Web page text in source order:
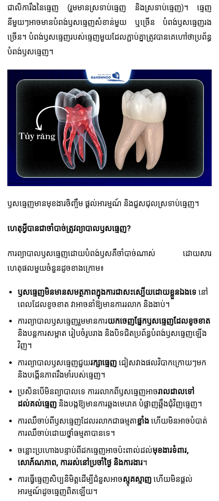
ជាលិការឹងនៃធ្មេញ (រួមមានស្រទាប់ធ្មេញ និងស្រទាប់ធ្មេញ)។ ធ្មេញ
នីមួយៗអាចមានបំពង់ឫសធ្មេញសំខាន់មួយ ឬច្រើន បំពង់ឫសធ្មេញរង
ច្រើន។ បំពង់ឫសធ្មេញរបស់ធ្មេញមួយដែលភ្ជាប់គ្នាត្រូវបានគេហៅថាប្រព័ន្ធ
បំពង់ឫសធ្មេញ។
ឫសធ្មេញមានមុខងារចិញ្ចឹម ផ្តល់អារម្មណ៍ និងជួសជុលស្រទាប់ធ្មេញ។
ហេតុអ្វីបានជាចាំបាច់ត្រូវព្យាបាលឫសធ្មេញ?
ការព្យាបាលឫសធ្មេញដោយបំពង់ឫសគឺចាំបាច់ណាស់ ដោយសារ
ហេតុផលមួយចំនួនដូចខាងក្រោម៖
ឫសធ្មេញមិនមានសមត្ថភាពក្នុងការជាសះស្បើយដោយខ្លួនឯងទេ នៅ
ពេលដែលខូចខាត វាអាចនាំឱ្យមានការរលាក និងងាប់។
ការព្យាបាលឫសធ្មេញរួមមានការយកចេញផ្នែកឫសធ្មេញដែលខូចខាត
និងបន្តការសម្អាត រៀបចំរូបរាង និងបិទជិតប្រព័ន្ធបំពង់ឫសធ្មេញឡើង
វិញ។
ការព្យាបាលឫសធ្មេញជួយរក្សាធ្មេញជៀសវាងផលវិបាកក្រោយៗមក
និងបង្កើនភាពរឹងមាំរបស់ធ្មេញ។
ប្រសិនបើមិនព្យាបាលទេ ការរលាកពីឫសធ្មេញអាចរាលដាលទៅ
ដល់គល់ធ្មេញនិងបង្កឱ្យមានការឆ្លងមេរោគ បំផ្លាញឆ្អឹងជុំវិញធ្មេញ។
ការឈឺចាប់ពីឫសធ្មេញដែលរលាកជាធម្មតាខ្លាំងហើយមិនអាចបំបាត់
ការឈឺចាប់ដោយថ្នាំធម្មតាបានទេ។
ចន្លោះប្រហោងបន្ទាប់ពីដកធ្មេញអាចប៉ះពាល់ដល់មុខងារទំពារ,
សោភ័ណភាព, ការរស់នៅប្រចាំថ្ងៃ និងការងារ។
ការធ្វើធ្មេញសិប្បនិមិត្តដើម្បីជំនួសអាចស្មុគស្មាញហើយមិនផ្តល់
អារម្មណ៍ដូចធ្មេញពិតឡើយ។